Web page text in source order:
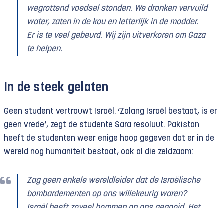
wegrottend voedsel stonden. We dronken vervuild
water, zaten in de kou en letterlijk in de modder.
Er is te veel gebeurd. Wij zijn uitverkoren om Gaza
te helpen.
In de steek gelaten
Geen student vertrouwt Israël. ‘Zolang Israël bestaat, is er
geen vrede’, zegt de studente Sara resoluut. Pakistan
heeft de studenten weer enige hoop gegeven dat er in de
wereld nog humaniteit bestaat, ook al die zeldzaam:
Zag geen enkele wereldleider dat de Israëlische
bombardementen op ons willekeurig waren?